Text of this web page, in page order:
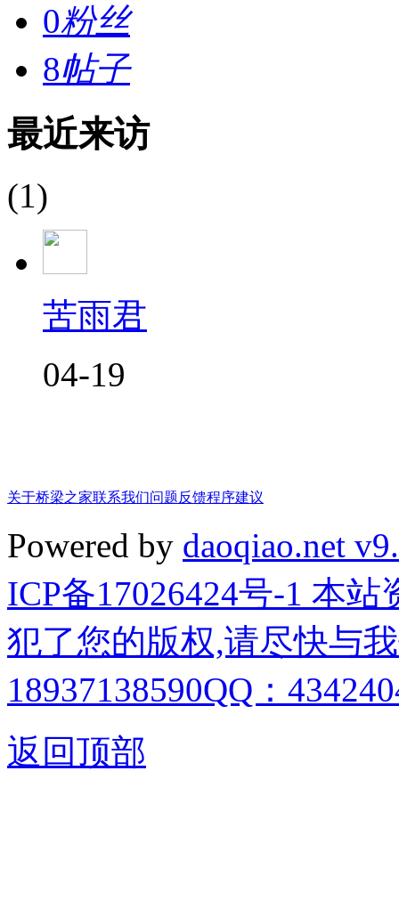
0粉丝
8帖子
最近来访
(1)
苦雨君
04-19
关于桥梁之家联系我们问题反馈程序建议
Powered by daoqiao.net
ICP备17026424号-1 本
犯了您的版权,请尽快与
18937138590QQ：
返回顶部